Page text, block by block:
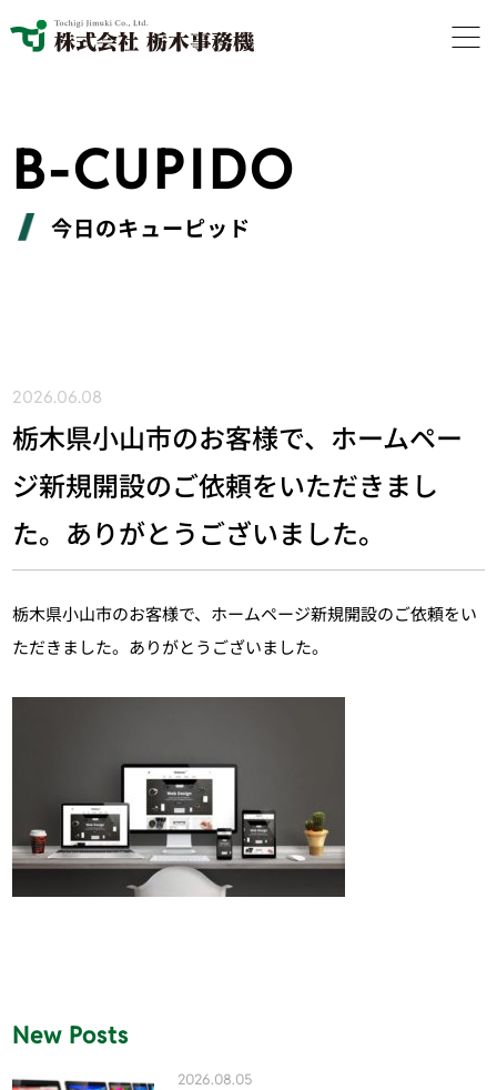
B-CUPIDO
今日のキューピッド
2026.06.08
栃木県小山市のお客様で、ホームペー
ジ新規開設のご依頼をいただきまし
た。ありがとうございました。
栃木県小山市のお客様で、ホームページ新規開設のご依頼をい
ただきました。ありがとうございました。
New Posts
2026.08.05